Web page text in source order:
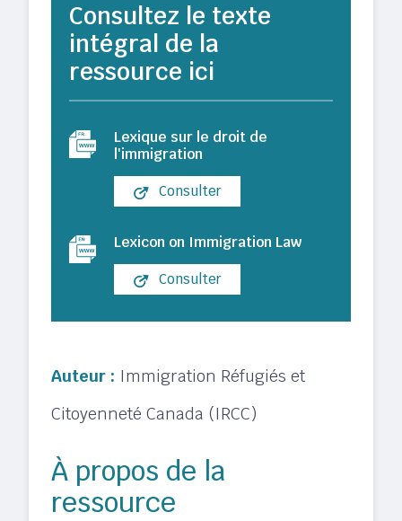
Auteur : Immigration Réfugiés et
Citoyenneté Canada (IRCC)
À propos de la
ressource
Consultez le texte
intégral de la
ressource ici
Lexique sur le droit de
l'immigration
Consulter
Lexicon on Immigration Law
Consulter